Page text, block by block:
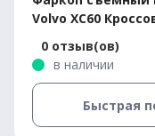
Volvo XC60
0 отзыв(ов)
в наличии
Быстрая